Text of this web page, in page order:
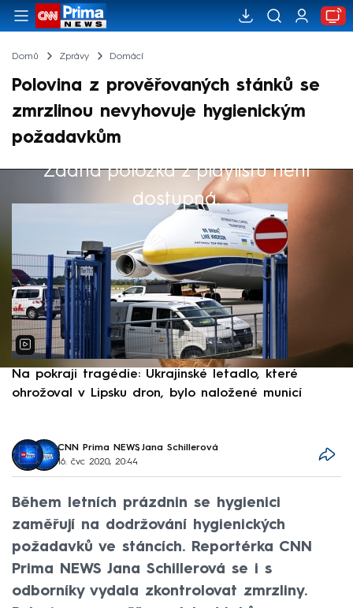
Domů Zprávy Domácí
Polovina z prověřovaných stánků se
zmrzlinou nevyhovuje hygienickým
požadavkům
Žádná položka z playlistu není
dostupná.
Výběr redakce
Na pokraji tragédie: Ukrajinské letadlo, které
ohrožoval v Lipsku dron, bylo naložené municí
CNN Prima NEWS, Jana Schillerová
16. čvc 2020, 20:44
Během letních prázdnin se hygienici
zaměřují na dodržování hygienických
požadavků ve stáncích. Reportérka CNN
Prima NEWS Jana Schillerová se i s
odborníky vydala zkontrolovat zmrzliny.